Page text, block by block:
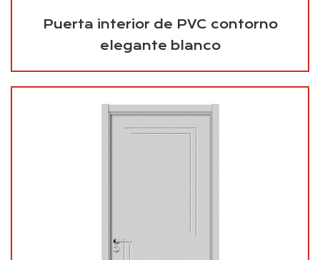
Puerta interior de PVC contorno
elegante blanco